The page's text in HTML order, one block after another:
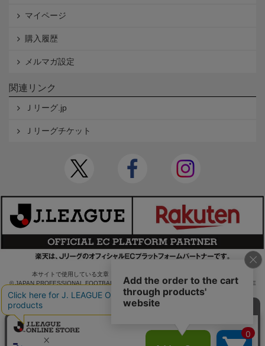
マイページ
購入履歴
メルマガ設定
関連リンク
Ｊリーグ.jp
Ｊリーグチケット
本サイトで使用している文章・画像等の無断での複製・転載を禁止します。
© JAPAN PROFESSIONAL FOOTBALL LEAGUE Rakuten Group, Inc. ALL RIGHTS RE
SERVED.